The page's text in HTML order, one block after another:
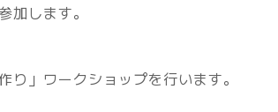
加します。
」ワークショップを行います。